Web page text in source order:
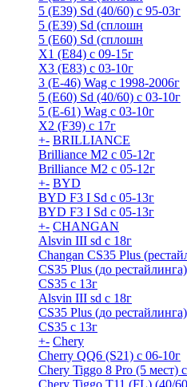
5 (E39) Sd (40/60) с 95-03г
5 (E39) Sd (сплошн
5 (E60) Sd (сплошн
X1 (E84) с 09-15г
X3 (E83) с 03-10г
3 (Е-46) Wag с 1998-2006г
5 (E60) Sd (40/60) с 03-10г
5 (Е-61) Wag с 03-10г
X2 (F39) с 17г
+- BRILLIANCE
Brilliance M2 с 05-12г
Brilliance M2 с 05-12г
+- BYD
BYD F3 I Sd с 05-13г
BYD F3 I Sd с 05-13г
+- CHANGAN
Alsvin III sd с 18г
Changan CS35 Plus
CS35 Plus (до
CS35 с 13г
Alsvin III sd с 18г
CS35 Plus (до
CS35 с 13г
+- Chery
Cherry QQ6 (S21) с 06-10г
Chery Tiggo 8 Pro (5 мест) с
Chery Tiggo T11 (FL) (40/